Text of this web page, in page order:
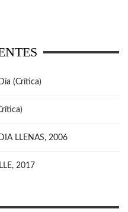
(Crítica)
LLENAS, 2006
2017